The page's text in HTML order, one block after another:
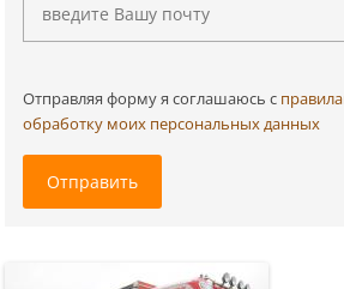
Отправляя форму я соглашаюсь c
обработку моих персональных данных
Отправить